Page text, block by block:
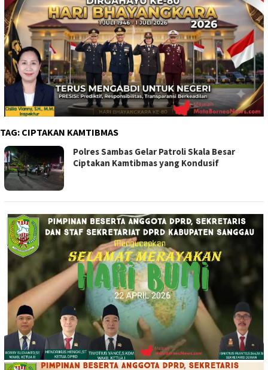
TAG: CIPTAKAN KAMTIBMAS
Polres Sambas Gelar Patroli Skala Besar
Ciptakan Kamtibmas yang Kondusif